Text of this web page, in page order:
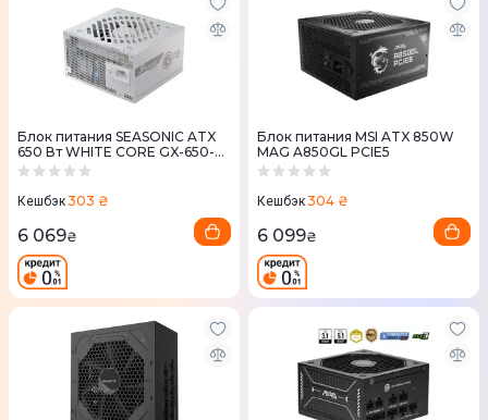
Блок питания SEASONIC ATX
650 Вт WHITE CORE GX-650-
ATX31
Кешбэк303 ₴
6 069₴
Блок питания MSI ATX 850W
MAG A850GL PCIE5
Кешбэк304 ₴
6 099₴